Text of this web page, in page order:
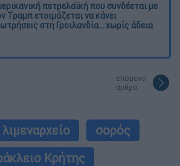
πετρελαϊκή που συνδέεται με
Τραμπ ετοιμάζεται να κάνει
στη Γροιλανδία... χωρίς άδεια
επόμενο
άρθρο
λιμεναρχείο
σορός
Κρήτης